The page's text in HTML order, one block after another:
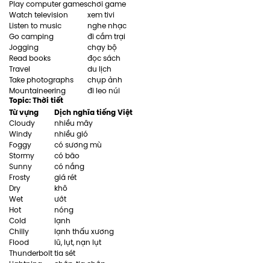
Play computer gameschơi game
Watch television
xem tivi
Listen to music
nghe nhạc
Go camping
đi cắm trại
Jogging
chạy bộ
Read books
đọc sách
Travel
du lịch
Take photographs
chụp ảnh
Mountaineering
đi leo núi
Topic: Thời tiết
Từ vựng
Dịch nghĩa tiếng Việt
Cloudy
nhiều mây
Windy
nhiều gió
Foggy
có sương mù
Stormy
có bão
Sunny
có nắng
Frosty
giá rét
Dry
khô
Wet
ướt
Hot
nóng
Cold
lạnh
Chilly
lạnh thấu xương
Flood
lũ, lụt, nạn lụt
Thunderbolttia sét